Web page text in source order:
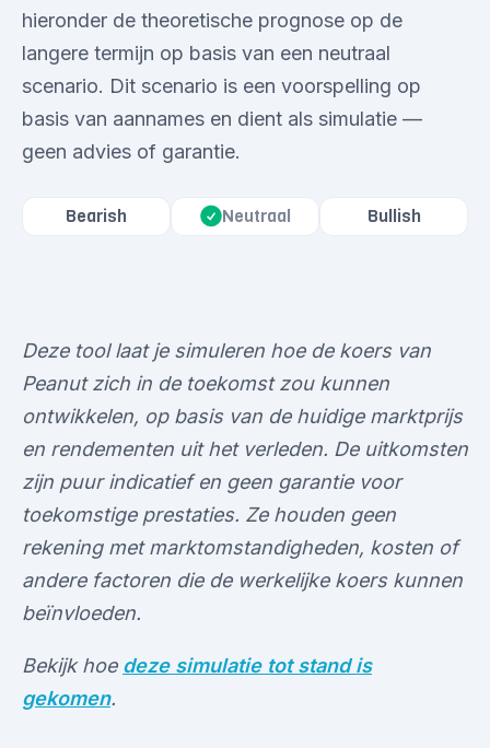
hieronder de theoretische prognose op de
langere termijn op basis van een neutraal
scenario. Dit scenario is een voorspelling op
basis van aannames en dient als simulatie —
geen advies of garantie.
Bearish Neutraal Bullish
Deze tool laat je simuleren hoe de koers van
Peanut zich in de toekomst zou kunnen
ontwikkelen, op basis van de huidige marktprijs
en rendementen uit het verleden. De uitkomsten
zijn puur indicatief en geen garantie voor
toekomstige prestaties. Ze houden geen
rekening met marktomstandigheden, kosten of
andere factoren die de werkelijke koers kunnen
beïnvloeden.
Bekijk hoe deze simulatie tot stand is
gekomen.